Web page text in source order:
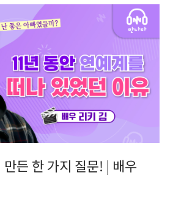
든 한 가지 질문! | 배우